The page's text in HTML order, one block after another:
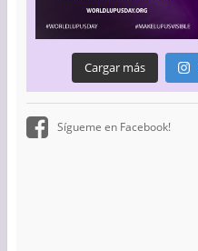
Cargar más
Sígueme en Facebook!